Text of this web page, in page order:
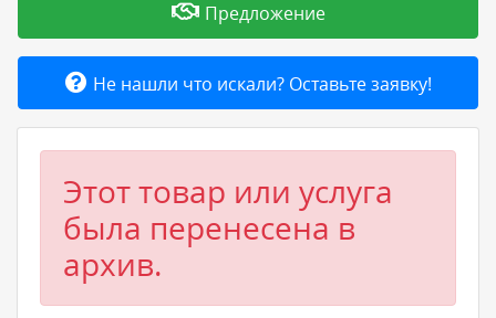
Товары и услуги
Добавить товар или услугу
Предложение
Не нашли что искали? Оставьте заявку!
Этот товар или услуга
была перенесена в
архив.